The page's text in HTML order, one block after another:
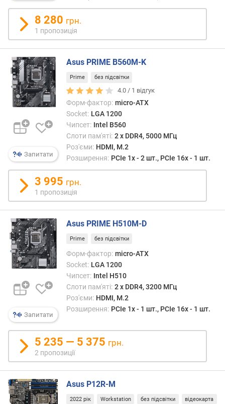
р
о
г
и
х
д
о
д
е
ш
в
и
в
д
г
у
к
а
м
з
д
а
о
о
д
а
8 280 грн.
1 пропозиція
Запитати
Asus PRIME B560M-K
Prime без підсвітки
4.0 / 1 відгук
Форм-фактор: micro-ATX
Socket: LGA 1200
Чипсет: Intel B560
Слоти пам'яті: 2 х DDR4, 5000 МГц
Роз'єми: HDMI, M.2
Розширення: PCIe 1x - 2 шт., PCIe 16x - 1 шт.
3 995 грн.
1 пропозиція
Запитати
Asus PRIME H510M-D
Prime без підсвітки
Форм-фактор: micro-ATX
Socket: LGA 1200
Чипсет: Intel H510
Слоти пам'яті: 2 х DDR4, 3200 МГц
Роз'єми: HDMI, M.2
Розширення: PCIe 1x - 1 шт., PCIe 16x - 1 шт.
5 235 — 5 375 грн.
2 пропозиції
Asus P12R-M
2022 рік Workstation без підсвітки відеокарта